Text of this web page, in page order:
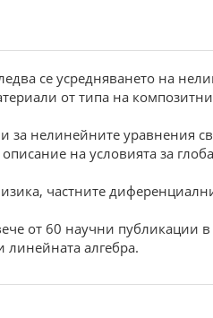
се усредняването на
от типа на
за нелинейните уравнения
на условията за
частните
от 60 научни публикации в
линейната алгебра.